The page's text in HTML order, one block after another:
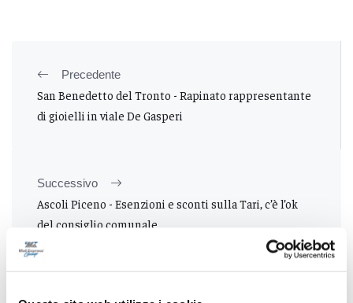
Precedente
San Benedetto del Tronto - Rapinato rappresentante
di gioielli in viale De Gasperi
Successivo
Ascoli Piceno - Esenzioni e sconti sulla Tari, c’è l’ok
del consiglio comunale
Tutti gli articoli